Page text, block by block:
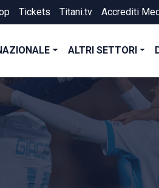
Tickets Titani.tv Accrediti
ALTRI SETTORI